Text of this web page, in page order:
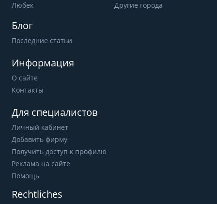
Любек
Другие города
Блог
Последние статьи
Информация
О сайте
Контакты
Для специалистов
Личный кабинет
Добавить фирму
Получить доступ к профилю
Реклама на сайте
Помощь
Rechtliches